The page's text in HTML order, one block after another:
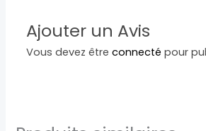
Ajouter un Avis
Vous devez êtreconnecté pour